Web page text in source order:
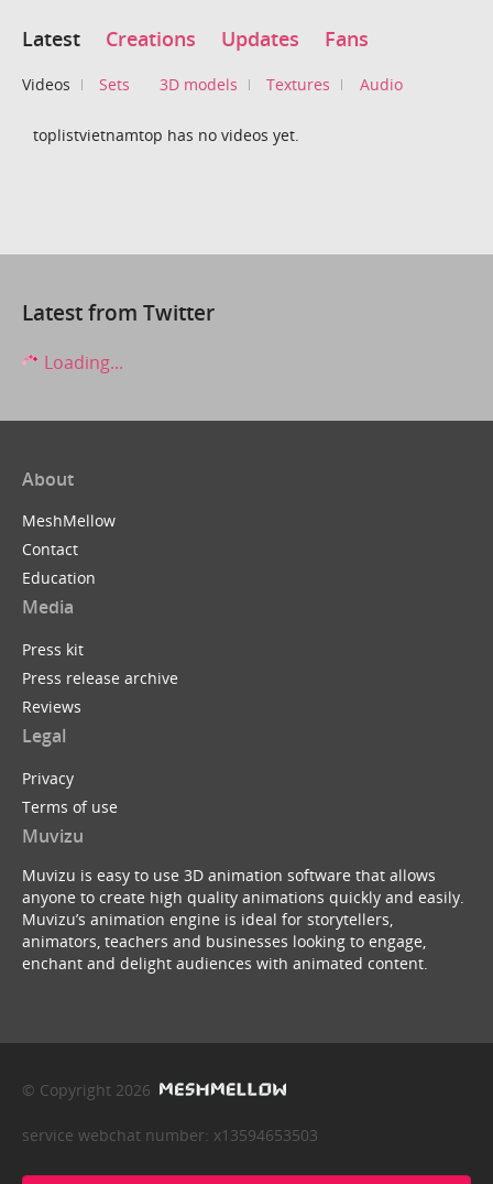
Latest Creations Updates Fans
Videos Sets 3D models Textures Audio
toplistvietnamtop has no videos yet.
Latest from Twitter
Loading...
About
MeshMellow
Contact
Education
Media
Press kit
Press release archive
Reviews
Legal
Privacy
Terms of use
Muvizu
Muvizu is easy to use 3D animation software that allows
anyone to create high quality animations quickly and easily.
Muvizu’s animation engine is ideal for storytellers,
animators, teachers and businesses looking to engage,
enchant and delight audiences with animated content.
© Copyright 2026
service webchat number: x13594653503